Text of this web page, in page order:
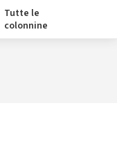
Tutte le
colonnine